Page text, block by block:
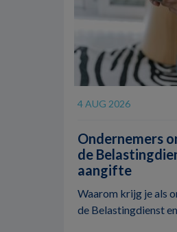
4 AUG 2026
Ondernemers
de
aangifte
Waarom krijg je als
de Belastingdienst en